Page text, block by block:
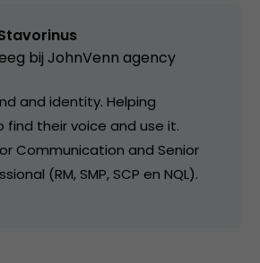
bij JohnVenn agency
and identity. Helping
find their voice and use it.
Communication and Senior
(RM, SMP, SCP en NQL).